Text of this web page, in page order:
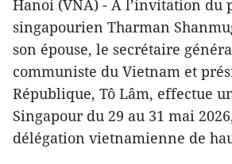
Hanoi (VNA) - À l’invitation du
singapourien Tharman
son épouse, le secrétaire
communiste du Vietnam et
République, Tô Lâm, effectue
Singapour du 29 au 31 mai
délégation vietnamienne de